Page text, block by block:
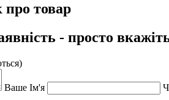
про товар
- просто
Ваше Ім'я